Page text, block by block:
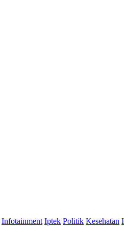
Infotainment Iptek Politik Kesehatan